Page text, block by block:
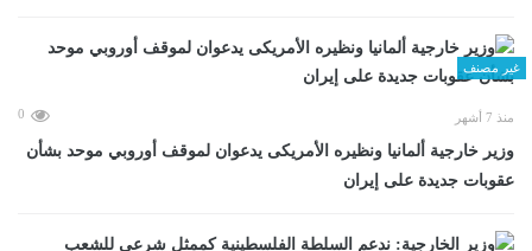
غير مصنف
منذ 7 أشهر 0
وزير خارجية ألمانيا ونظيره الأمريكى يدعوان لموقف أوروبي موحد بشأن
عقوبات جديدة على إيران